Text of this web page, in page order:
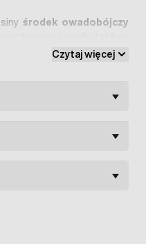
środek owadobójczy
nasłonecznionych,
na muchy Masterfly Paint
125 g/1 kg, Geraniol 1 g/1
Czytaj więcej